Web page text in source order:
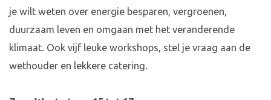
je wilt weten over energie besparen, vergroenen,
duurzaam leven en omgaan met het veranderende
klimaat. Ook vijf leuke workshops, stel je vraag aan de
wethouder en lekkere catering.